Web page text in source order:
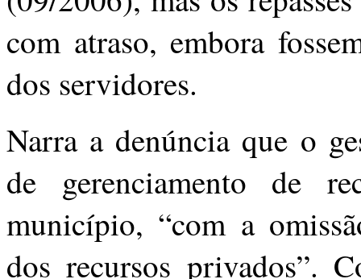
com atraso, embora
dos servidores.
Narra a denúncia que o
de gerenciamento de
município, “com a
dos recursos privados”.